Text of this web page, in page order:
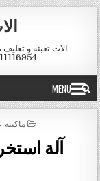
Skip to content
الات تعبئة و
01211116956 – 01211116958
MENU
IN
ماكينة عصر
آلة